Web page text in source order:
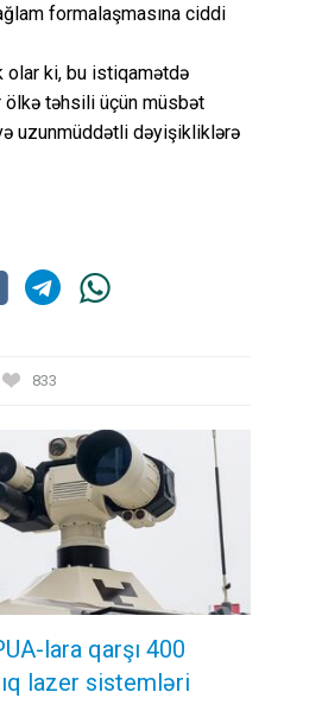
formalaşmasına ciddi
olar ki, bu istiqamətdə
ölkə təhsili üçün müsbət
uzunmüddətli dəyişikliklərə
833
lara qarşı 400
lazer sistemləri